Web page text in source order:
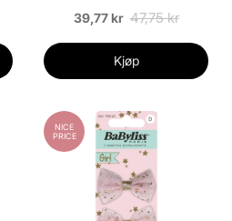
39,77 kr 47,75 kr
Kjøp
NICE
PRICE